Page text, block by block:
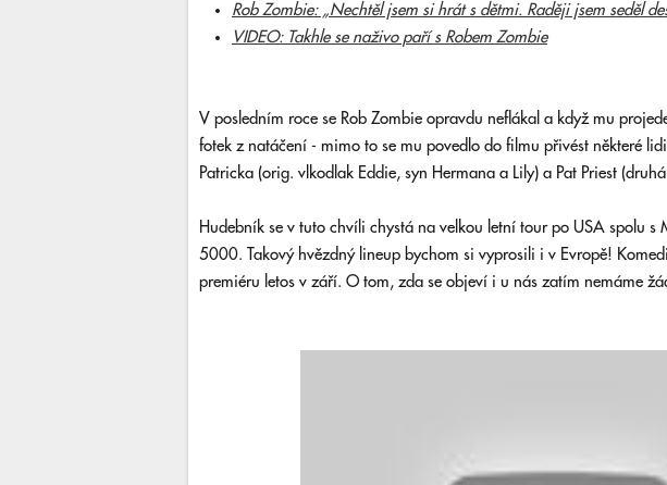
Rob Zombie: „Nechtěl jsem si hrát s dětmi. Raději jsem seděl
VIDEO: Takhle se naživo paří s Robem Zombie
V posledním roce se Rob Zombie opravdu neflákal a když mu
fotek z natáčení - mimo to se mu povedlo do filmu přivést některé
Patricka (orig. vlkodlak Eddie, syn Hermana a Lily) a Pat Priest
Hudebník se v tuto chvíli chystá na velkou letní tour po USA spolu s
5000. Takový hvězdný lineup bychom si vyprosili i v Evropě!
premiéru letos v září. O tom, zda se objeví i u nás zatím nemáme